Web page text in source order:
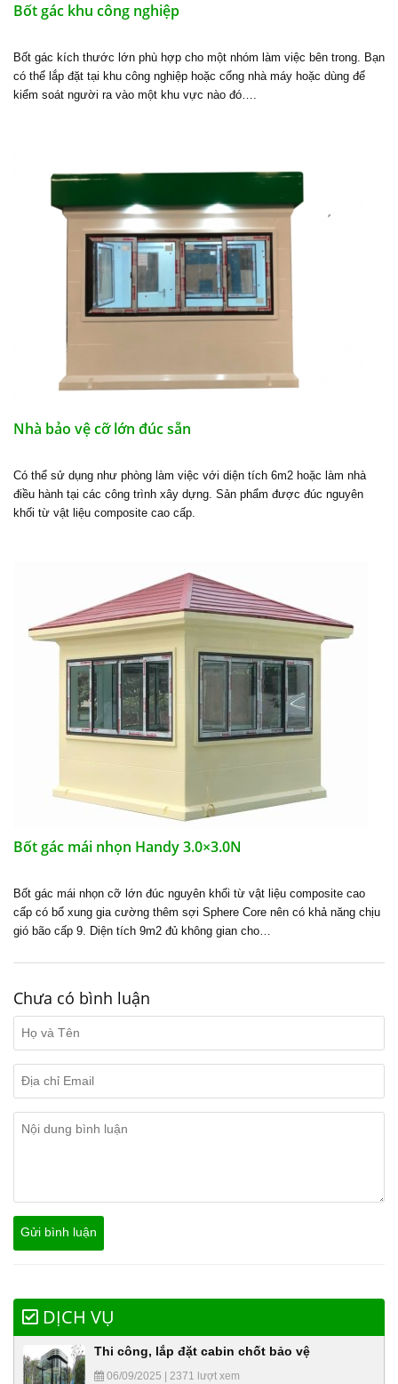
Bốt gác khu công nghiệp
Bốt gác kích thước lớn phù hợp cho một nhóm làm việc bên trong. Bạn
có thể lắp đặt tại khu công nghiệp hoặc cổng nhà máy hoặc dùng để
kiểm soát người ra vào một khu vực nào đó….
Nhà bảo vệ cỡ lớn đúc sẵn
Có thể sử dụng như phòng làm việc với diện tích 6m2 hoặc làm nhà
điều hành tại các công trình xây dựng. Sản phẩm được đúc nguyên
khối từ vật liệu composite cao cấp.
Bốt gác mái nhọn Handy 3.0×3.0N
Bốt gác mái nhọn cỡ lớn đúc nguyên khối từ vật liệu composite cao
cấp có bổ xung gia cường thêm sợi Sphere Core nên có khả năng chịu
gió bão cấp 9. Diện tích 9m2 đủ không gian cho…
Chưa có bình luận
DỊCH VỤ
Thi công, lắp đặt cabin chốt bảo vệ
06/09/2025 | 2371 lượt xem